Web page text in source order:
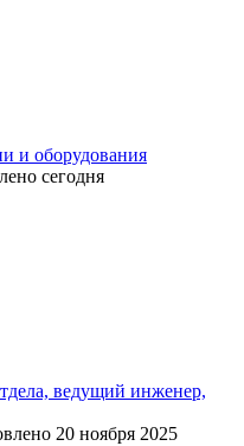
и оборудования
сегодня
ведущий инженер,
20 ноября 2025